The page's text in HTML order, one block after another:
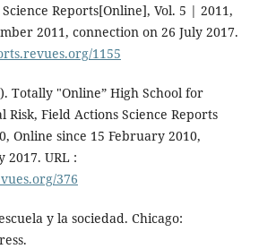
Reports[Online], Vol. 5 | 2011,
2011, connection on 26 July 2017.
1155
Totally "Online” High School for
Risk, Field Actions Science Reports
Online since 15 February 2010,
2017. URL :
376
y la sociedad. Chicago: